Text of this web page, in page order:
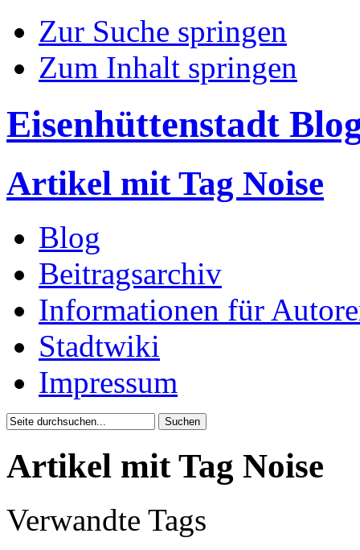
Zur Suche springen
Zum Inhalt springen
Eisenhüttenstadt
Artikel mit Tag Noise
Blog
Beitragsarchiv
Informationen für
Stadtwiki
Impressum
Artikel mit Tag Noise
Verwandte Tags